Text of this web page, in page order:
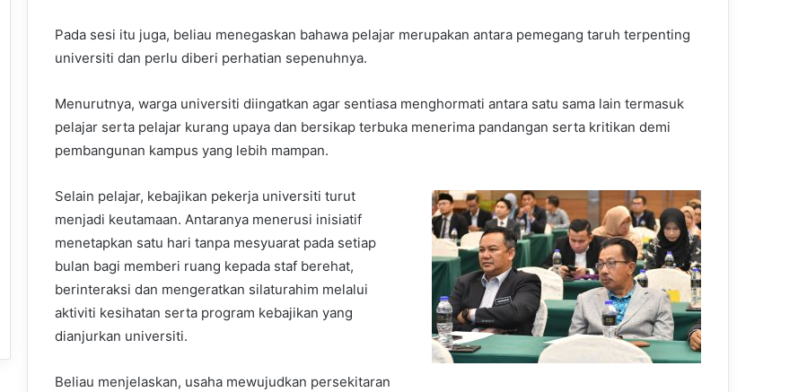
Pada sesi itu juga, beliau menegaskan bahawa pelajar merupakan antara pemegang taruh terpenting
universiti dan perlu diberi perhatian sepenuhnya.
Menurutnya, warga universiti diingatkan agar sentiasa menghormati antara satu sama lain termasuk
pelajar serta pelajar kurang upaya dan bersikap terbuka menerima pandangan serta kritikan demi
pembangunan kampus yang lebih mampan.
Selain pelajar, kebajikan pekerja universiti turut
menjadi keutamaan. Antaranya menerusi inisiatif
menetapkan satu hari tanpa mesyuarat pada setiap
bulan bagi memberi ruang kepada staf berehat,
berinteraksi dan mengeratkan silaturahim melalui
aktiviti kesihatan serta program kebajikan yang
dianjurkan universiti.
Beliau menjelaskan, usaha mewujudkan persekitaran